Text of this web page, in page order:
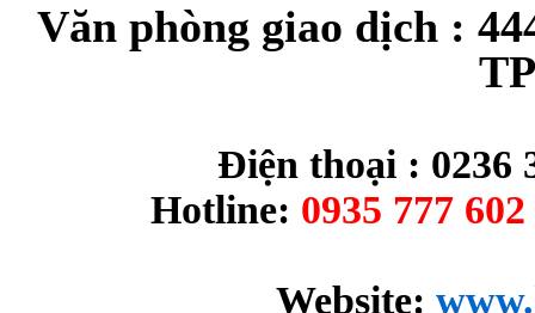
Văn phòng giao dịch :
Điện thoại : 0236
Hotline: 0935 777
Website: